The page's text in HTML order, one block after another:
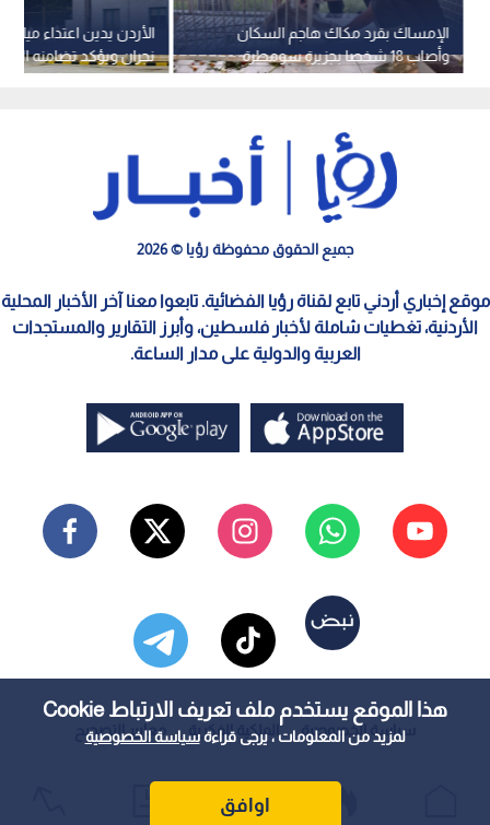
هذا الموقع يستخدم ملف تعريف الارتباط Cookie
لمزيد من المعلومات ، يرجى قراءةسياسة الخصوصية
اوافق
الأردن يدين اعتداء
نجران ويؤكد تضامنه
السعودية
الإمساك بقرد مكاك هاجم السكان
وأصاب 18 شخصا بجزيرة سومطرة
الإندونيسية
جميع الحقوق محفوظة رؤيا © 2026
موقع إخباري أردني تابع لقناة رؤيا الفضائية. تابعوا معنا آخر الأخبار المحلية
الأردنية، تغطيات شاملة لأخبار فلسطين، وأبرز التقارير والمستجدات
العربية والدولية على مدار الساعة.
سياسة الخصوصية الملكية الفكرية معايير التصحيح